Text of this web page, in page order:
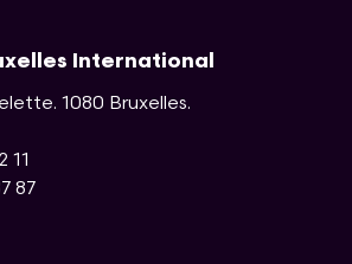
International
. 1080 Bruxelles.
11
87